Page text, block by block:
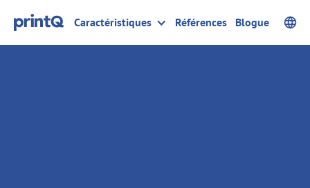
Caractéristiques Références Blogue